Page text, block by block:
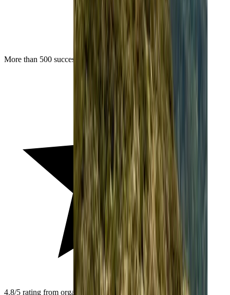
More than 500 successful events
4.8/5 rating from organizers